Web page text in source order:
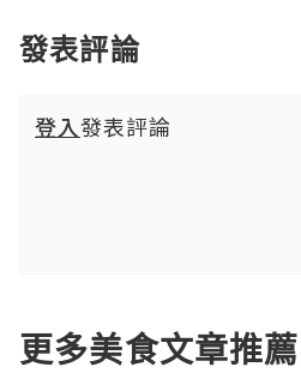
發表評論
登入發表評論
更多美食文章推薦